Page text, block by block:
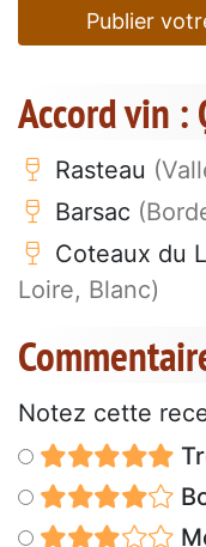
Publier
Accord vin :
Rasteau
Barsac
Coteaux du
Loire, Blanc)
Notez cette